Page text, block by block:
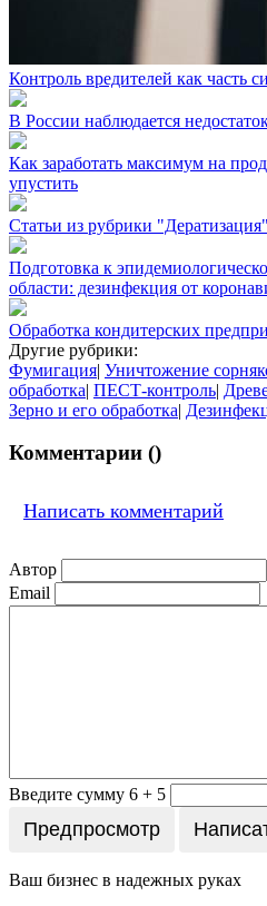
Контроль вредителей как
В России наблюдается
Как заработать максимум на
упустить
Статьи из рубрики "Дератизация"
Подготовка к
области: дезинфекция от
Обработка кондитерских
Другие рубрики:
Фумигация| Уничтожение
обработка| ПЕСТ-контроль|
Зерно и его обработка|
Комментарии ()
Написать комментарий
Автор
Email
Введите сумму 6 + 5
Ваш бизнес в надежных руках